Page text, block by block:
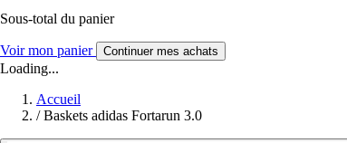
Sous-total du panier
Voir mon panier Continuer mes achats
Loading...
Accueil
/ Baskets adidas Fortarun 3.0